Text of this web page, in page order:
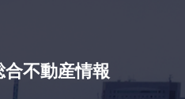
合不動産情報